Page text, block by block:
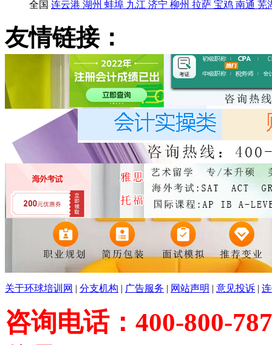
全国 连云港 湖州 蚌埠 九江 济宁 柳州 拉萨 宝鸡 南通 芜
友情链接：
关于环球培训网 | 分支机构 | 广告服务 | 网站声明 | 意见投诉 |
咨询电话：400-800-